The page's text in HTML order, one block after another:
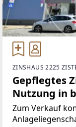
ZINSHAUS 2225
Gepflegtes
Nutzung in
Zum Verkauf